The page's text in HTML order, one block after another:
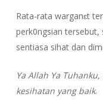
Rata-rata warganɛt
perk0ngsian
sentiasa sihat dan
Ya Allah Ya
kesihatan yang baik.